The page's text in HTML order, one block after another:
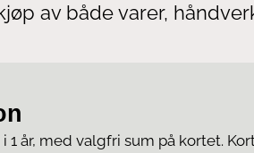
av både varer,
år, med valgfri sum på kortet.